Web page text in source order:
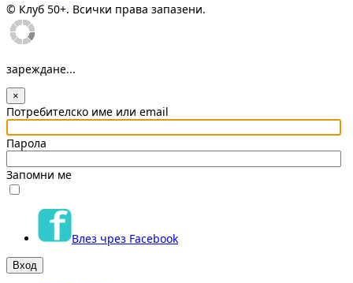
© Клуб 50+. Всички права запазени.
зареждане...
×
Потребителско име или email
Парола
Запомни ме
Влез чрез Facebook